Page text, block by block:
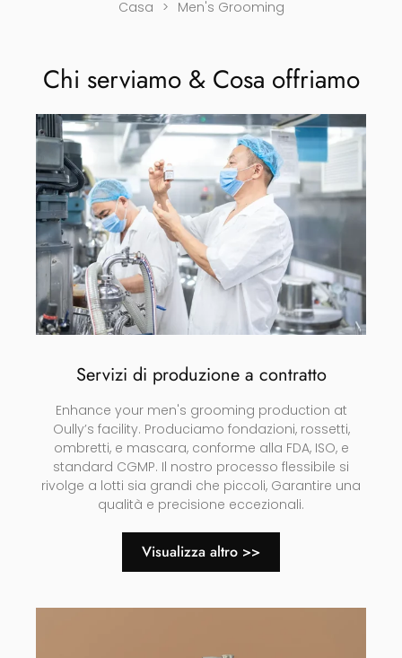
Casa > Men's Grooming
Chi serviamo & Cosa offriamo
Servizi di produzione a contratto
Enhance your men's grooming production at
Oully’s facility. Produciamo fondazioni, rossetti,
ombretti, e mascara, conforme alla FDA, ISO, e
standard CGMP. Il nostro processo flessibile si
rivolge a lotti sia grandi che piccoli, Garantire una
qualità e precisione eccezionali.
Visualizza altro >>